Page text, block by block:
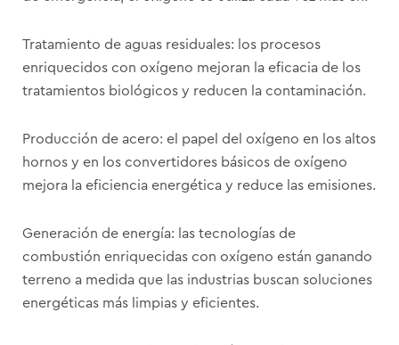
Tratamiento de aguas residuales: los procesos
enriquecidos con oxígeno mejoran la eficacia de los
tratamientos biológicos y reducen la contaminación.
Producción de acero: el papel del oxígeno en los altos
hornos y en los convertidores básicos de oxígeno
mejora la eficiencia energética y reduce las emisiones.
Generación de energía: las tecnologías de
combustión enriquecidas con oxígeno están ganando
terreno a medida que las industrias buscan soluciones
energéticas más limpias y eficientes.